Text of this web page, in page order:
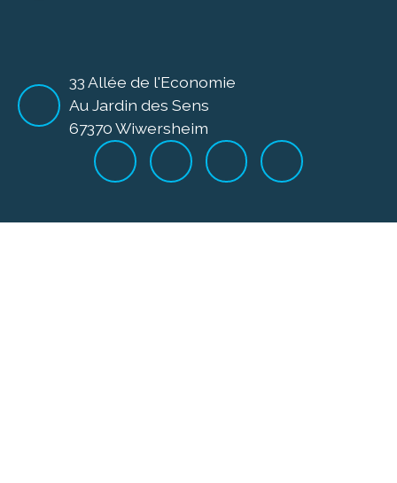
33 Allée de l'Economie
Au Jardin des Sens
67370 Wiwersheim